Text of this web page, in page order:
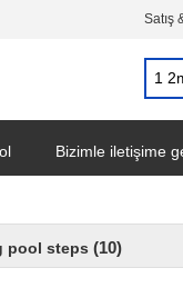
Satış
Bizimle iletişime
pool steps (10)